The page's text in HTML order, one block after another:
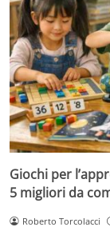
Giochi per
5 migliori da
Roberto Torcolacci